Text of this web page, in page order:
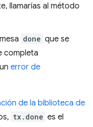
llamarías al método
done que se
completa
error de
de la biblioteca de
tx.done es el